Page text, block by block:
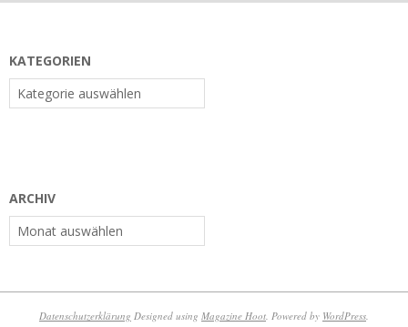
KATEGORIEN
Kategorien
ARCHIV
Archiv
Datenschutzerklärung Designed using Magazine Hoot . Powered by WordPress